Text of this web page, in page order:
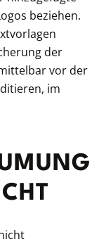
beziehen.
der
vor der
im